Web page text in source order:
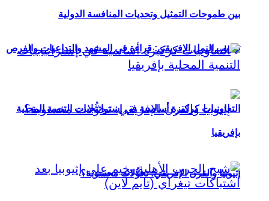
تهريب النمل الإفريقي: قراءة في المشهد والتداعيات والفرص
إثيوبيا والقرن الإفريقي: تحوُّلات محسوبة؟
بين طموحات التمثيل وتحديات المنافسة الدولية
التعاونيات كركيزة أساسية في إستراتيجيات التنمية المحلية
بإفريقيا